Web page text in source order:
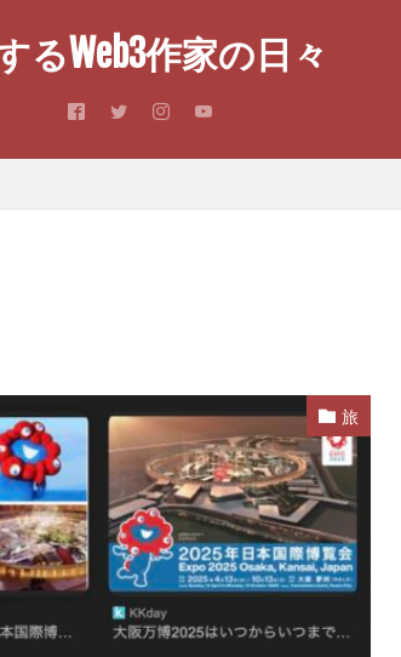
るWeb3作家の日々
旅